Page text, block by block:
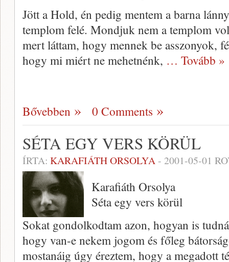
Jött a Hold, én pedig mentem a bar­na
templom felé. Mondjuk nem a templom
mert láttam, hogy mennek be asszonyok,
hogy mi miért ne mehetnénk, … Tovább »
Bővebben 0 Comments
SÉTA EGY VERS KÖRÜL
ÍRTA: KARAFIÁTH ORSOLYA- 2001-05-01
Karafiáth Orsolya
Séta egy vers körül
Sokat gondolkodtam azon, hogyan is
hogy van-e nekem jogom és főleg
mostanáig úgy éreztem, hogy a megadott